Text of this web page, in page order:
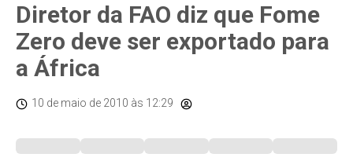
Diretor da FAO diz que Fome
Zero deve ser exportado para
a África
10 de maio de 2010 às 12:29